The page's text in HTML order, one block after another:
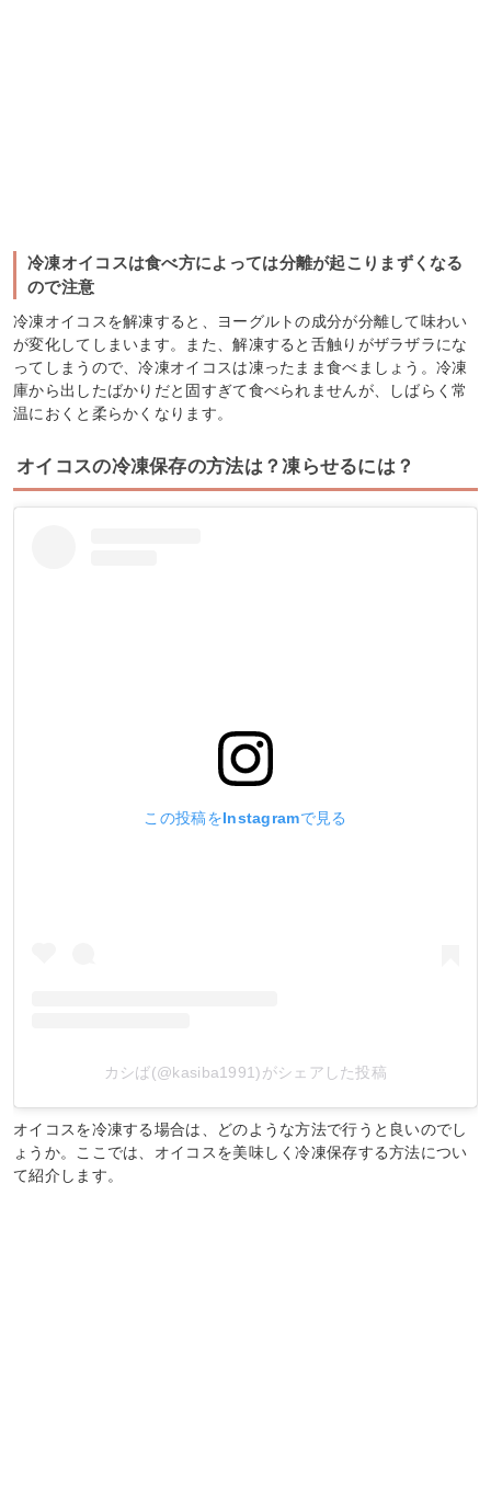
冷凍オイコスは食べ方によっては分離が起こりまずくなる
ので注意
冷凍オイコスを解凍すると、ヨーグルトの成分が分離して味わい
が変化してしまいます。また、解凍すると舌触りがザラザラにな
ってしまうので、冷凍オイコスは凍ったまま食べましょう。冷凍
庫から出したばかりだと固すぎて食べられませんが、しばらく常
温におくと柔らかくなります。
オイコスの冷凍保存の方法は？凍らせるには？
この投稿をInstagramで見る
カシば(@kasiba1991)がシェアした投稿
オイコスを冷凍する場合は、どのような方法で行うと良いのでし
ょうか。ここでは、オイコスを美味しく冷凍保存する方法につい
て紹介します。